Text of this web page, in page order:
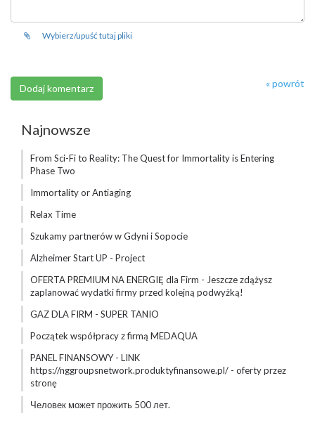
Wybierz/upuść tutaj pliki
« powrót
Najnowsze
From Sci-Fi to Reality: The Quest for Immortality is Entering
Phase Two
Immortality or Antiaging
Relax Time
Szukamy partnerów w Gdyni i Sopocie
Alzheimer Start UP - Project
OFERTA PREMIUM NA ENERGIĘ dla Firm - Jeszcze zdążysz
zaplanować wydatki firmy przed kolejną podwyżką!
GAZ DLA FIRM - SUPER TANIO
Początek współpracy z firmą MEDAQUA
PANEL FINANSOWY - LINK
https://nggroupsnetwork.produktyfinansowe.pl/ - oferty przez
stronę
Человек может прожить 500 лет.